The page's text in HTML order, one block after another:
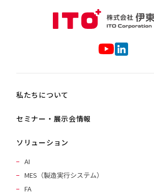
私たちについて
セミナー・展示会情報
ソリューション
AI
MES（製造実行システム）
FA